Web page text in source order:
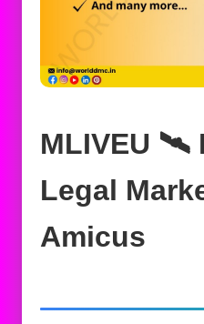
MLIVEU 🛰️‍
Legal
Amicus